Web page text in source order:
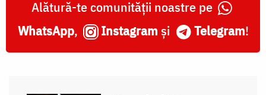
Alătură-te comunității noastre pe
WhatsApp, Instagram și Telegram!